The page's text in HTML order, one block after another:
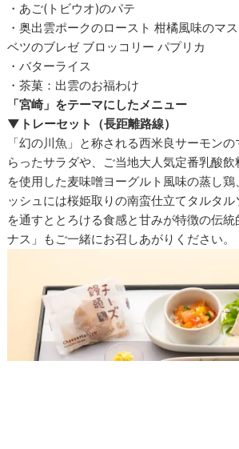
・あご(トビウオ)のパテ
・奥出雲ポークのロースト 柑橘風味のマ
ベツのブレゼ ブロッコリー パプリカ
・バターライス
・茶菓：出雲のお福わけ
「宮崎」をテーマにしたメニュー
▼トレーセット（長距離路線）
「幻の川魚」と称される西米良サーモン
らったサラダや、ご当地大人気定番乳酸飲
を使用した麦味噌ヨーグルト風味の蒸し鶏
ッシュには桜姫取りの南蛮仕立てタルタ
を通すととろける食感と甘みが特徴の伝
ナス」もご一緒にお召しあがりください。